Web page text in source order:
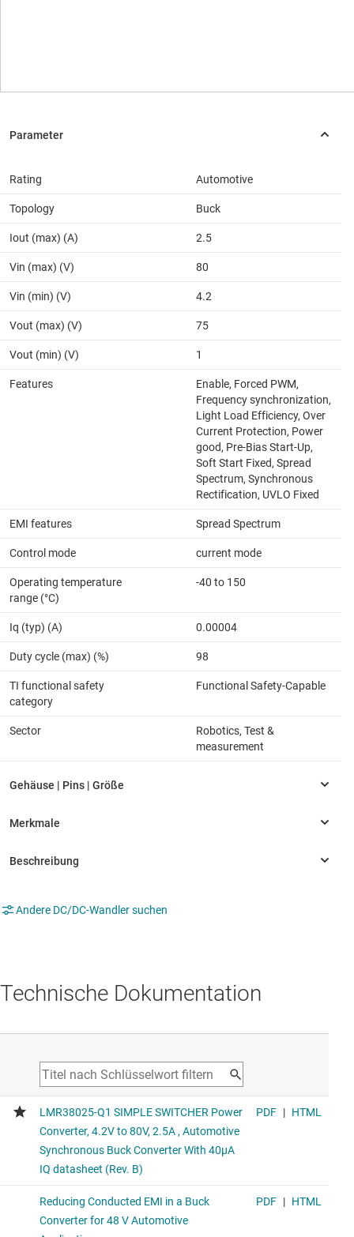
Rating Automotive
Topology Buck
Iout (max) (A) 2.5
Vin (max) (V) 80
Vin (min) (V) 4.2
Vout (max) (V) 75
Vout (min) (V) 1
Features
Enable, Forced PWM,
Frequency synchronization,
Light Load Efficiency, Over
Current Protection, Power
good, Pre-Bias Start-Up,
Soft Start Fixed, Spread
Spectrum, Synchronous
Rectification, UVLO Fixed
EMI features Spread Spectrum
Control mode current mode
Operating temperature
range (°C)
-40 to 150
Iq (typ) (A) 0.00004
Duty cycle (max) (%) 98
TI functional safety
category
Functional Safety-Capable
Sector
Robotics, Test &
measurement
Andere DC/DC-Wandler suchen
Technische Dokumentation